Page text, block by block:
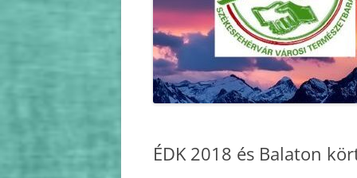
FEJÉR MEGYE TERMÉSZETJÁRÓJA
FEJÉR MEGYE TELJESÍTMÉNY
TÚRÁZÓJA
FEJÉR MEGYE VÁRAI
DRÓTSZAMÁRON FEJÉRBEN”
2021
2020
2019
2017
ÉDK 2018 és Balaton